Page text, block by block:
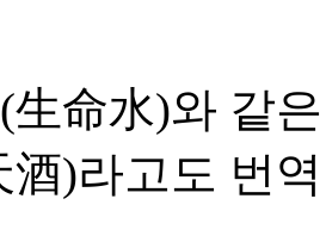
生命水)와 같
酒)라고도 번역